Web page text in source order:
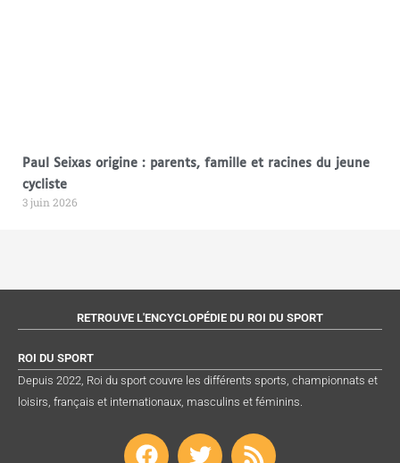
Paul Seixas origine : parents, famille et racines du jeune
cycliste
3 juin 2026
RETROUVE L'ENCYCLOPÉDIE DU ROI DU SPORT
ROI DU SPORT
Depuis 2022, Roi du sport couvre les différents sports, championnats et
loisirs, français et internationaux, masculins et féminins.
F
T
R